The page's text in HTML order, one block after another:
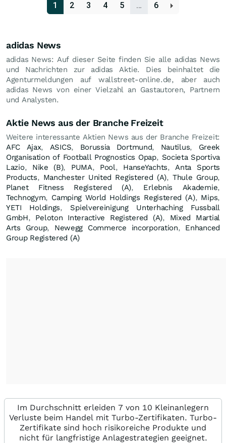
1 2 3 4 5 … 6
adidas News
adidas News: Auf dieser Seite finden Sie alle adidas News
und Nachrichten zur adidas Aktie. Dies beinhaltet die
Agenturmeldungen auf wallstreet-online.de, aber auch
adidas News von einer Vielzahl an Gastautoren, Partnern
und Analysten.
Aktie News aus der Branche Freizeit
Weitere interessante Aktien News aus der Branche Freizeit:
AFC Ajax, ASICS, Borussia Dortmund, Nautilus, Greek
Organisation of Football Prognostics Opap, Societa Sportiva
Lazio, Nike (B), PUMA, Pool, HanseYachts,Anta Sports
Products, Manchester United Registered (A), Thule Group,
Planet Fitness Registered (A), Erlebnis Akademie,
Technogym, Camping World Holdings Registered (A), Mips,
YETI Holdings, Spielvereinigung Unterhaching Fussball
GmbH, Peloton Interactive Registered (A), Mixed Martial
Arts Group, Newegg Commerce incorporation, Enhanced
Group Registered (A)
Im Durchschnitt erleiden 7 von 10 Kleinanlegern
Verluste beim Handel mit Turbo-Zertifikaten. Turbo-
Zertifikate sind hoch risikoreiche Produkte und
nicht für langfristige Anlagestrategien geeignet.